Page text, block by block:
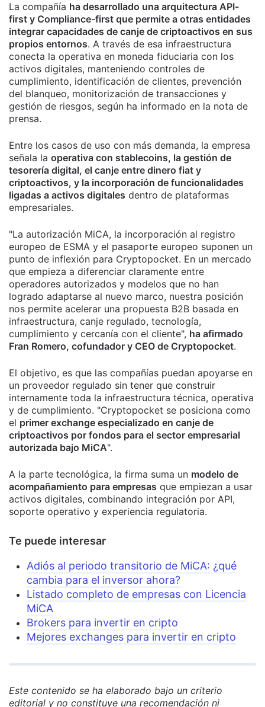
La compañía ha desarrollado una arquitectura API-
first y Compliance-first que permite a otras entidades
integrar capacidades de canje de criptoactivos en sus
propios entornos. A través de esa infraestructura
conecta la operativa en moneda fiduciaria con los
activos digitales, manteniendo controles de
cumplimiento, identificación de clientes, prevención
del blanqueo, monitorización de transacciones y
gestión de riesgos, según ha informado en la nota de
prensa.
Entre los casos de uso con más demanda, la empresa
señala la operativa con stablecoins, la gestión de
tesorería digital, el canje entre dinero fiat y
criptoactivos, y la incorporación de funcionalidades
ligadas a activos digitales dentro de plataformas
empresariales.
"La autorización MiCA, la incorporación al registro
europeo de ESMA y el pasaporte europeo suponen un
punto de inflexión para Cryptopocket. En un mercado
que empieza a diferenciar claramente entre
operadores autorizados y modelos que no han
logrado adaptarse al nuevo marco, nuestra posición
nos permite acelerar una propuesta B2B basada en
infraestructura, canje regulado, tecnología,
cumplimiento y cercanía con el cliente", ha afirmado
Fran Romero, cofundador y CEO de Cryptopocket.
El objetivo, es que las compañías puedan apoyarse en
un proveedor regulado sin tener que construir
internamente toda la infraestructura técnica, operativa
y de cumplimiento. "Cryptopocket se posiciona como
el primer exchange especializado en canje de
criptoactivos por fondos para el sector empresarial
autorizada bajo MiCA".
A la parte tecnológica, la firma suma un modelo de
acompañamiento para empresas que empiezan a usar
activos digitales, combinando integración por API,
soporte operativo y experiencia regulatoria.
Te puede interesar
Adiós al periodo transitorio de MiCA: ¿qué
cambia para el inversor ahora?
Listado completo de empresas con Licencia
MiCA
Brokers para invertir en cripto
Mejores exchanges para invertir en cripto
Este contenido se ha elaborado bajo un criterio
editorial y no constituye una recomendación ni